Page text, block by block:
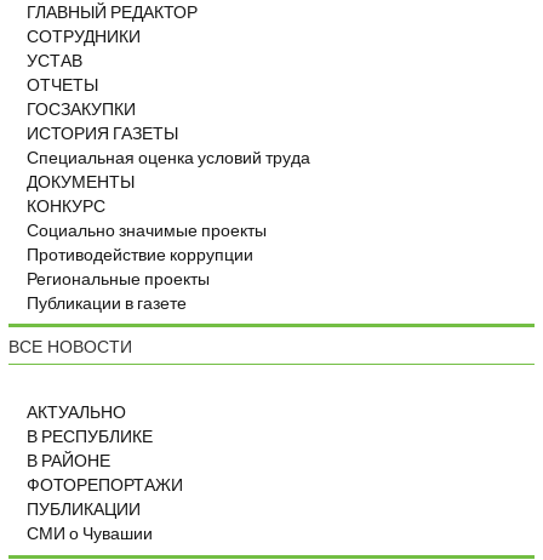
ГЛАВНЫЙ РЕДАКТОР
СОТРУДНИКИ
УСТАВ
ОТЧЕТЫ
ГОСЗАКУПКИ
ИСТОРИЯ ГАЗЕТЫ
Специальная оценка условий труда
ДОКУМЕНТЫ
КОНКУРС
Социально значимые проекты
Противодействие коррупции
Региональные проекты
Публикации в газете
ВСЕ НОВОСТИ
АКТУАЛЬНО
В РЕСПУБЛИКЕ
В РАЙОНЕ
ФОТОРЕПОРТАЖИ
ПУБЛИКАЦИИ
СМИ о Чувашии